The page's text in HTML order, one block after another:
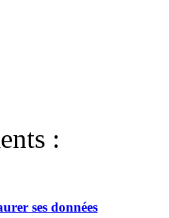
:
ses données